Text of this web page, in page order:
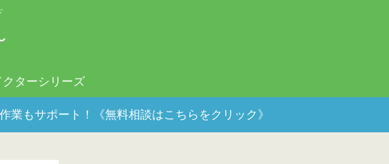
クターシリーズ
もサポート！《無料相談はこちらをクリック》